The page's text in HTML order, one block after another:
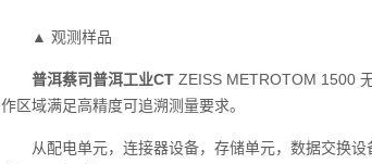
▲ 观测样品
普洱蔡司普洱工业CT ZEISS METROTOM 1500
作区域满足高精度可追溯测量要求。
从配电单元，连接器设备，存储单元，数据交换设